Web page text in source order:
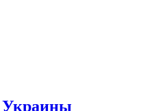
Украины